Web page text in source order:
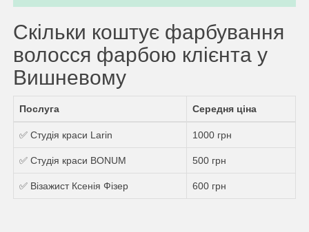
Скільки коштує фарбування
волосся фарбою клієнта у
Вишневому
Послуга Середня ціна
✅ Студія краси Larin 1000 грн
✅ Студія краси BONUM 500 грн
✅ Візажист Ксенія Фізер 600 грн